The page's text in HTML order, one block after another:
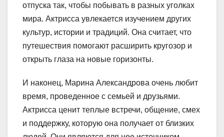
отпуска так, чтобы побывать в разных уголках
мира. Актрисса увлекается изучением других
культур, истории и традиций. Она считает, что
путешествия помогают расширить кругозор и
открыть глаза на новые горизонты.
И наконец, Марина Александрова очень любит
время, проведенное с семьей и друзьями.
Актрисса ценит теплые встречи, общение, смех
и поддержку, которую она получает от близких